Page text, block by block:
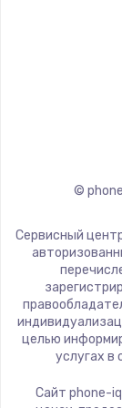
©
Сервисный
целью
услугах в
Сайт phone-